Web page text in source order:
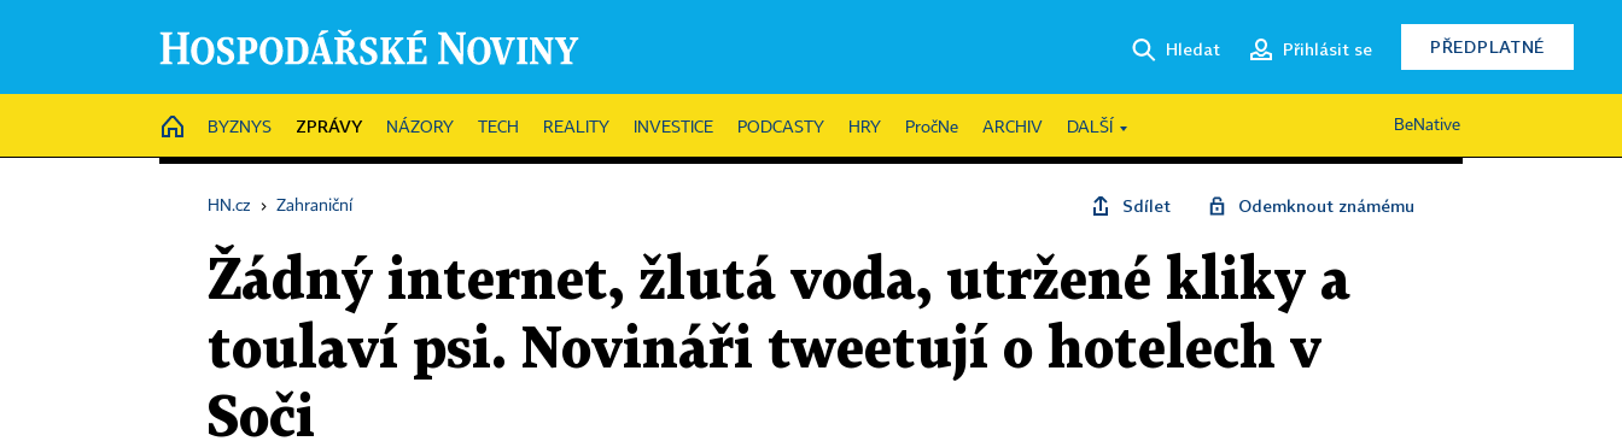
Hledat Přihlásit se PŘEDPLATNÉ
HOME
BYZNYS ZPRÁVY NÁZORY TECH REALITY INVESTICE PODCASTY HRY PročNe ARCHIV DALŠÍ BeNative
HN.cz › Zahraniční Sdílet Odemknout známému
Žádný internet, žlutá voda, utržené kliky a
toulaví psi. Novináři tweetují o hotelech v
Soči